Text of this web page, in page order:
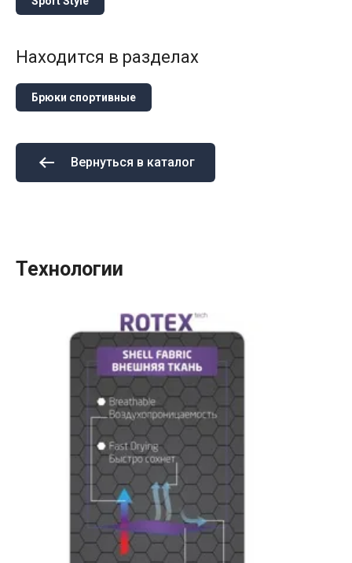
Находится в разделах
Брюки спортивные
Вернуться в каталог
Технологии